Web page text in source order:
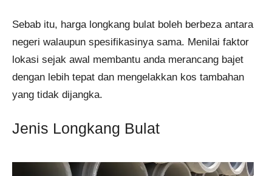
Sebab itu, harga longkang bulat boleh berbeza antara
negeri walaupun spesifikasinya sama. Menilai faktor
lokasi sejak awal membantu anda merancang bajet
dengan lebih tepat dan mengelakkan kos tambahan
yang tidak dijangka.
Jenis Longkang Bulat